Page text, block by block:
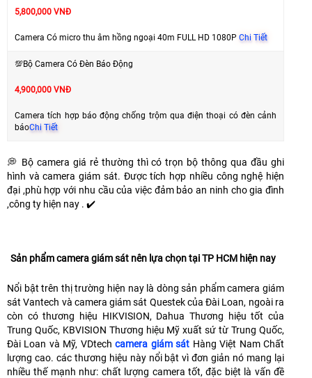
5,800,000 VNĐ
Camera Có micro thu âm hồng ngoại 40m FULL HD 1080P Chi Tiết
💯Bộ Camera Có Đèn Báo Động
4,900,000 VNĐ
Camera tích hợp báo động chống trộm qua điện thoại có đèn cảnh
báoChi Tiết
💭 Bộ camera giá rẻ thường thì có trọn bộ thông qua đầu ghi
hình và camera giám sát. Được tích hợp nhiều công nghệ hiện
đại ,phù hợp với nhu cầu của việc đảm bảo an ninh cho gia đình
,công ty hiện nay . ✔️
Sản phẩm camera giám sát nên lựa chọn tại TP HCM hiện nay
Nổi bật trên thị trường hiện nay là dòng sản phẩm camera giám
sát Vantech và camera giám sát Questek của Đài Loan, ngoài ra
còn có thương hiệu HIKVISION, Dahua Thương hiệu tốt của
Trung Quốc, KBVISION Thương hiệu Mỹ xuất sứ từ Trung Quốc,
Đài Loan và Mỹ, VDtechcamera giám sát Hàng Việt Nam Chất
lượng cao. các thương hiệu này nổi bật vì đơn giản nó mang lại
nhiều thế mạnh như: chất lượng camera tốt, đặc biệt là vấn đề